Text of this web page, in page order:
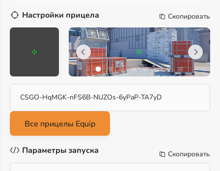
Настройки прицела Скопировать
CSGO-HqMGK-nFS6B-NUZOs-6yPaP-TA7yD
Параметры запуска Скопировать